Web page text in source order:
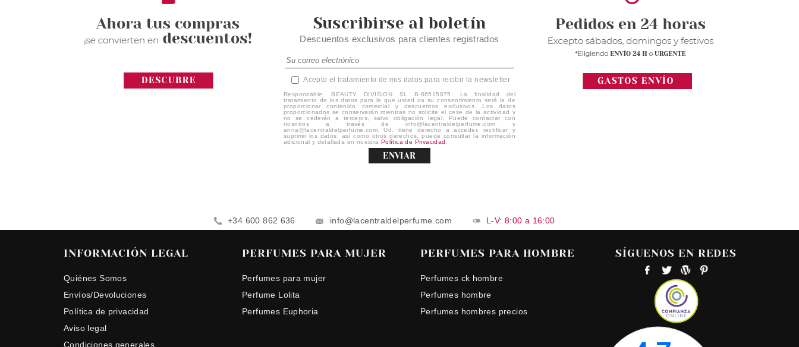
Suscribirse al boletín
Descuentos exclusivos para clientes registrados
Acepto el tratamiento de mis datos para recibir la newsletter
Responsable: BEAUTY DIVISION SL B-66515875. La finalidad del
tratamiento de los datos para la que usted da su consentimiento será la de
proporcionar contenido comercial y descuentos exclusivos. Los datos
proporcionados se conservarán mientras no solicite el cese de la actividad y
no se cederán a terceros, salvo obligación legal. Puede contactar con
nosotros a través de info@lacentraldelperfume.com y
anna@lacentraldelperfume.com. Ud. tiene derecho a acceder, rectificar y
suprimir los datos, así como otros derechos, puede consultar la información
adicional y detallada en nuestra Política de Privacidad
ENVIAR
+34 600 862 636 info@lacentraldelperfume.com L-V: 8:00 a 16:00
INFORMACIÓN LEGAL
Quiénes Somos
Envíos/Devoluciones
Política de privacidad
Aviso legal
Condiciones generales
PERFUMES PARA MUJER
Perfumes para mujer
Perfume Lolita
Perfumes Euphoria
PERFUMES PARA HOMBRE
Perfumes ck hombre
Perfumes hombre
Perfumes hombres precios
SÍGUENOS EN REDES